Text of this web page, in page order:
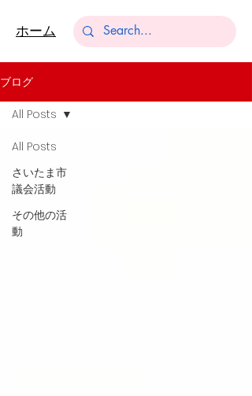
​ホーム
ブログ
All Posts
さいたま市
議会活動
その他の活
動
All Posts